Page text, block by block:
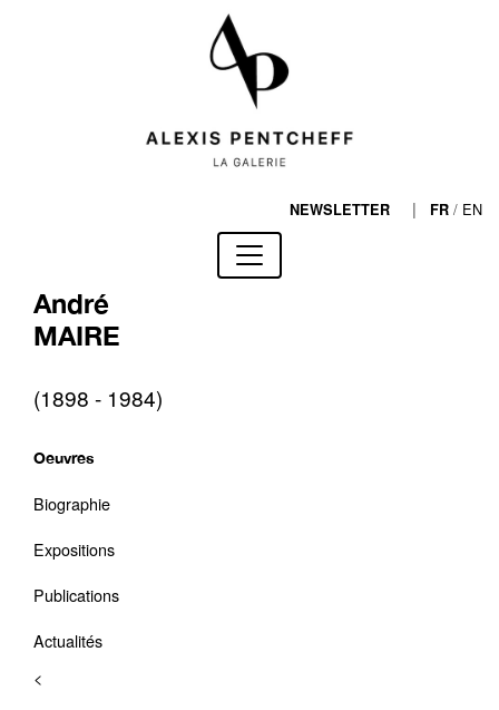
NEWSLETTER | FR / EN
André
MAIRE
(1898 - 1984)
Oeuvres
Biographie
Expositions
Publications
Actualités
<